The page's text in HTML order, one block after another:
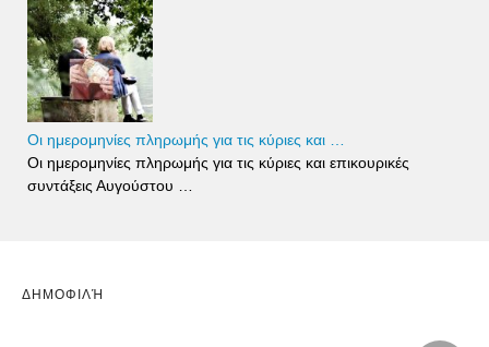
Οι ημερομηνίες πληρωμής για τις κύριες και …
Οι ημερομηνίες πληρωμής για τις κύριες και επικουρικές
συντάξεις Αυγούστου …
ΔΗΜΟΦΙΛΉ